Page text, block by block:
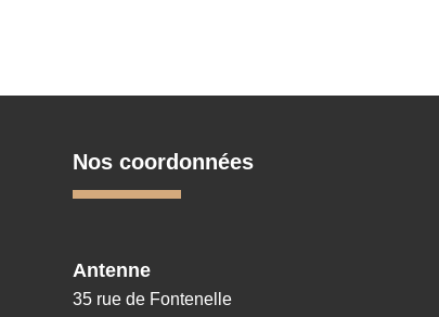
Nos coordonnées
Antenne
35 rue de Fontenelle